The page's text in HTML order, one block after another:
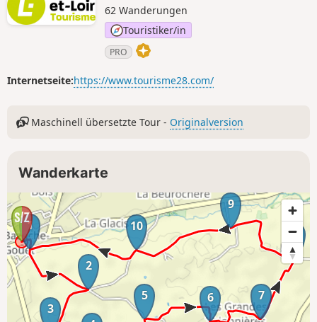
62 Wanderungen
Touristiker/in
PRO
Internetseite:https://www.tourisme28.com/
Maschinell übersetzte Tour - Originalversion
Wanderkarte
1
2
3
5 6 7
8
9
10